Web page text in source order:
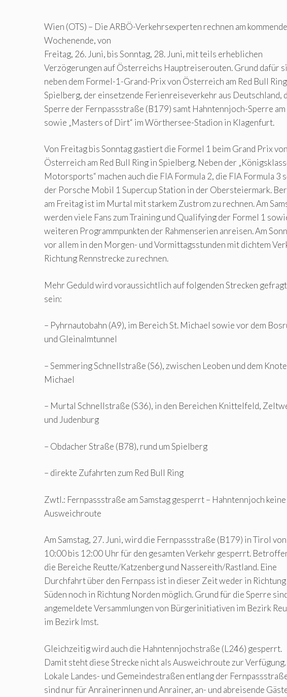
Wien (OTS) – Die ARBÖ-Verkehrsexperten rechnen am
Wochenende, von
Freitag, 26. Juni, bis Sonntag, 28. Juni, mit teils erheblichen
Verzögerungen auf Österreichs Hauptreiserouten. Grund dafür
neben dem Formel-1-Grand-Prix von Österreich am Red Bull
Spielberg, der einsetzende Ferienreiseverkehr aus Deutschland,
Sperre der Fernpassstraße (B179) samt Hahntennjoch-Sperre am
sowie „Masters of Dirt“ im Wörthersee-Stadion in Klagenfurt.
Von Freitag bis Sonntag gastiert die Formel 1 beim Grand Prix von
Österreich am Red Bull Ring in Spielberg. Neben der
Motorsports“ machen auch die FIA Formula 2, die FIA Formula 3
der Porsche Mobil 1 Supercup Station in der Obersteiermark.
am Freitag ist im Murtal mit starkem Zustrom zu rechnen. Am
werden viele Fans zum Training und Qualifying der Formel 1
weiteren Programmpunkten der Rahmenserien anreisen. Am
vor allem in den Morgen- und Vormittagsstunden mit dichtem
Richtung Rennstrecke zu rechnen.
Mehr Geduld wird voraussichtlich auf folgenden Strecken gefragt
sein:
– Pyhrnautobahn (A9), im Bereich St. Michael sowie vor dem
und Gleinalmtunnel
– Semmering Schnellstraße (S6), zwischen Leoben und dem
Michael
– Murtal Schnellstraße (S36), in den Bereichen Knittelfeld,
und Judenburg
– Obdacher Straße (B78), rund um Spielberg
– direkte Zufahrten zum Red Bull Ring
Zwtl.: Fernpassstraße am Samstag gesperrt – Hahntennjoch keine
Ausweichroute
Am Samstag, 27. Juni, wird die Fernpassstraße (B179) in Tirol von
10:00 bis 12:00 Uhr für den gesamten Verkehr gesperrt.
die Bereiche Reutte/Katzenberg und Nassereith/Rastland. Eine
Durchfahrt über den Fernpass ist in dieser Zeit weder in Richtung
Süden noch in Richtung Norden möglich. Grund für die Sperre
angemeldete Versammlungen von Bürgerinitiativen im Bezirk
im Bezirk Imst.
Gleichzeitig wird auch die Hahntennjochstraße (L246) gesperrt.
Damit steht diese Strecke nicht als Ausweichroute zur Verfügung.
Lokale Landes- und Gemeindestraßen entlang der
sind nur für Anrainerinnen und Anrainer, an- und abreisende